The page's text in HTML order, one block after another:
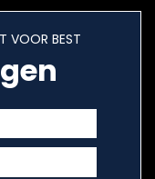
VOOR BEST